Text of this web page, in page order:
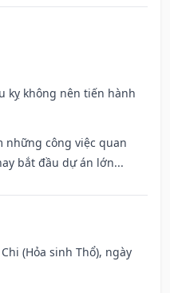
kỵ không nên tiến hành
những công việc quan
bắt đầu dự án lớn...
(Hỏa sinh Thổ), ngày